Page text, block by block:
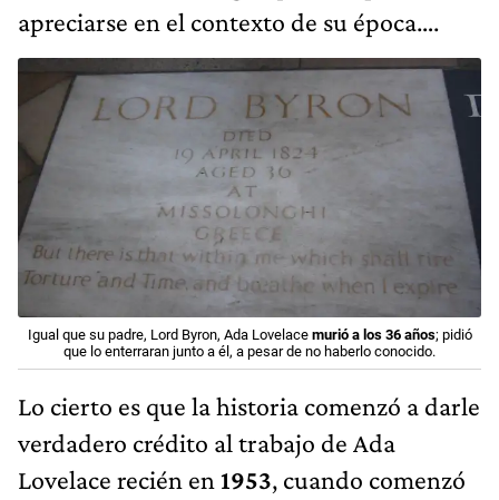
apreciarse en el contexto de su época….
Igual que su padre, Lord Byron, Ada Lovelace murió a los 36 años; pidió
que lo enterraran junto a él, a pesar de no haberlo conocido.
Lo cierto es que la historia comenzó a darle
verdadero crédito al trabajo de Ada
Lovelace recién en 1953, cuando comenzó